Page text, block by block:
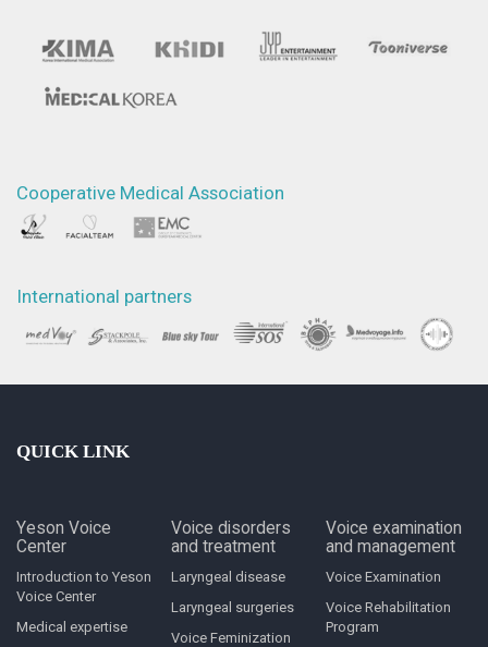
Cooperative Medical Association
International partners
QUICK LINK
Yeson Voice
Center
Introduction to Yeson
Voice Center
Medical expertise
Voice disorders
and treatment
Laryngeal disease
Laryngeal surgeries
Voice Feminization
Voice examination
and management
Voice Examination
Voice Rehabilitation
Program